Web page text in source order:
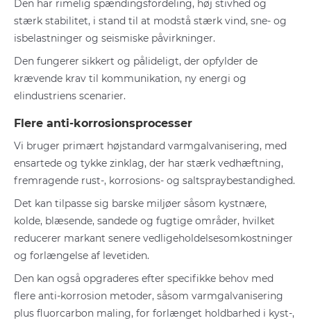
Den har rimelig spændingsfordeling, høj stivhed og
stærk stabilitet, i stand til at modstå stærk vind, sne- og
isbelastninger og seismiske påvirkninger.
Den fungerer sikkert og pålideligt, der opfylder de
krævende krav til kommunikation, ny energi og
elindustriens scenarier.
Flere anti-korrosionsprocesser
Vi bruger primært højstandard varmgalvanisering, med
ensartede og tykke zinklag, der har stærk vedhæftning,
fremragende rust-, korrosions- og saltspraybestandighed.
Det kan tilpasse sig barske miljøer såsom kystnære,
kolde, blæsende, sandede og fugtige områder, hvilket
reducerer markant senere vedligeholdelsesomkostninger
og forlængelse af levetiden.
Den kan også opgraderes efter specifikke behov med
flere anti-korrosion metoder, såsom varmgalvanisering
plus fluorcarbon maling, for forlænget holdbarhed i kyst-,